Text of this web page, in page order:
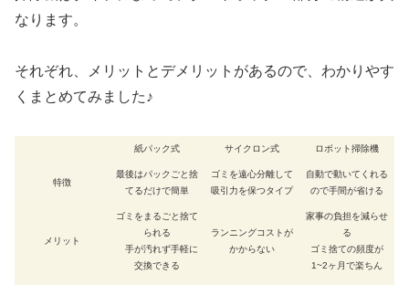
なります。
それぞれ、メリットとデメリットがあるので、わかりやす
くまとめてみました♪
紙パック式 サイクロン式 ロボット掃除機
特徴
最後はパックごと捨
てるだけで簡単
ゴミを遠心分離して
吸引力を保つタイプ
自動で動いてくれる
ので手間が省ける
メリット
ゴミをまるごと捨て
られる
手が汚れず手軽に
交換できる
ランニングコストが
かからない
家事の負担を減らせ
る
ゴミ捨ての頻度が
1~2ヶ月で楽ちん